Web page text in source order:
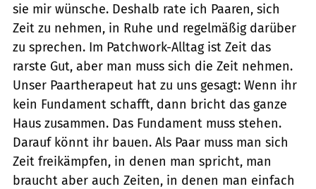
sie mir wünsche. Deshalb rate ich Paaren, sich
Zeit zu nehmen, in Ruhe und regelmäßig darüber
zu sprechen. Im Patchwork-Alltag ist Zeit das
rarste Gut, aber man muss sich die Zeit nehmen.
Unser Paartherapeut hat zu uns gesagt: Wenn ihr
kein Fundament schafft, dann bricht das ganze
Haus zusammen. Das Fundament muss stehen.
Darauf könnt ihr bauen. Als Paar muss man sich
Zeit freikämpfen, in denen man spricht, man
braucht aber auch Zeiten, in denen man einfach